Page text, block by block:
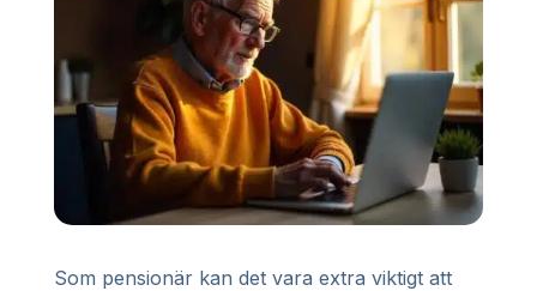
Som pensionär kan det vara extra viktigt att